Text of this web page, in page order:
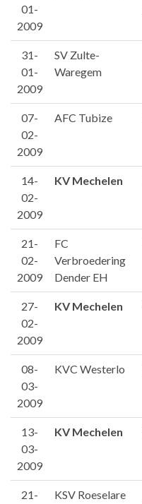
01-
2009
31-
01-
2009
SV Zulte-
Waregem
07-
02-
2009
AFC Tubize
14-
02-
2009
KV Mechelen
21-
02-
2009
FC
Verbroedering
Dender EH
27-
02-
2009
KV Mechelen
08-
03-
2009
KVC Westerlo
13-
03-
2009
KV Mechelen
21-
KSV Roeselare